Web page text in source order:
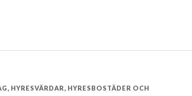
HYRESVÄRDAR, HYRESBOSTÄDER OCH